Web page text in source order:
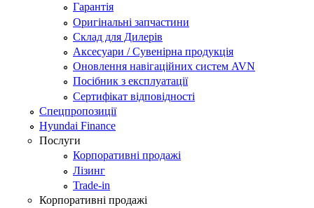
Гарантія
Оригінальні запчастини
Склад для Дилерів
Аксесуари / Сувенірна продукція
Оновлення навігаційних систем AVN
Посібник з експлуатації
Сертифікат відповідності
Спецпропозиції
Hyundai Finance
Послуги
Корпоративні продажі
Лізинг
Trade-in
Корпоративні продажі